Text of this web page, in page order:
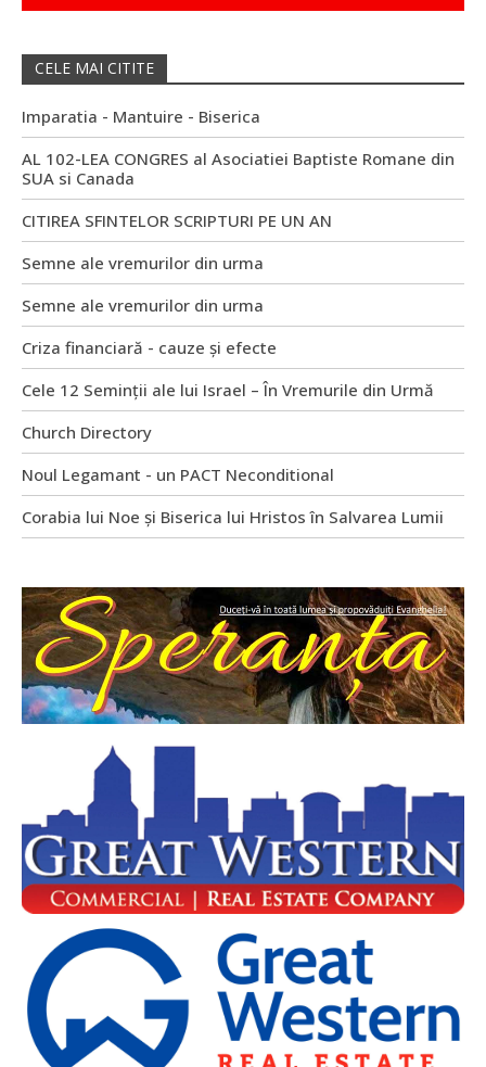
CELE MAI CITITE
Imparatia - Mantuire - Biserica
AL 102-LEA CONGRES al Asociatiei Baptiste Romane din
SUA si Canada
CITIREA SFINTELOR SCRIPTURI PE UN AN
Semne ale vremurilor din urma
Semne ale vremurilor din urma
Criza financiară - cauze și efecte
Cele 12 Seminții ale lui Israel – În Vremurile din Urmă
Church Directory
Noul Legamant - un PACT Neconditional
Corabia lui Noe și Biserica lui Hristos în Salvarea Lumii